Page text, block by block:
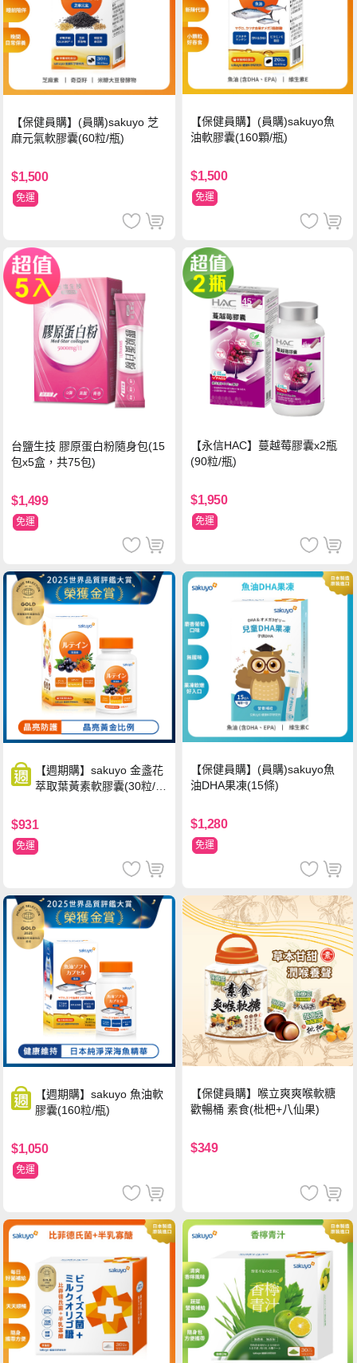
【保健員購】(員購)sakuyo 芝
麻元氣軟膠囊(60粒/瓶)
$1,500
免運
【保健員購】(員購)sakuyo魚
油軟膠囊(160顆/瓶)
$1,500
免運
台鹽生技 膠原蛋白粉隨身包(15
包x5盒，共75包)
$1,499
免運
【永信HAC】蔓越莓膠囊x2瓶
(90粒/瓶)
$1,950
免運
【週期購】sakuyo 金盞花
萃取葉黃素軟膠囊(30粒/
$931
免運
【保健員購】(員購)sakuyo魚
油DHA果凍(15條)
$1,280
免運
【週期購】sakuyo 魚油軟
膠囊(160粒/瓶)
$1,050
免運
【保健員購】喉立爽爽喉軟糖
歡暢桶 素食(枇杷+八仙果)
$349